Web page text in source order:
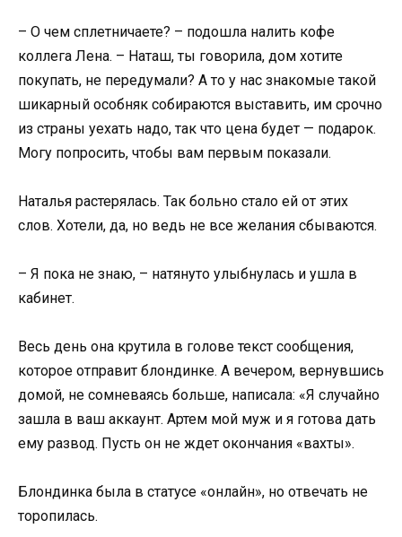
– О чем сплетничаете? – подошла налить кофе
коллега Лена. – Наташ, ты говорила, дом хотите
покупать, не передумали? А то у нас знакомые такой
шикарный особняк собираются выставить, им срочно
из страны уехать надо, так что цена будет — подарок.
Могу попросить, чтобы вам первым показали.
Наталья растерялась. Так больно стало ей от этих
слов. Хотели, да, но ведь не все желания сбываются.
– Я пока не знаю, – натянуто улыбнулась и ушла в
кабинет.
Весь день она крутила в голове текст сообщения,
которое отправит блондинке. А вечером, вернувшись
домой, не сомневаясь больше, написала: «Я случайно
зашла в ваш аккаунт. Артем мой муж и я готова дать
ему развод. Пусть он не ждет окончания «вахты».
Блондинка была в статусе «онлайн», но отвечать не
торопилась.